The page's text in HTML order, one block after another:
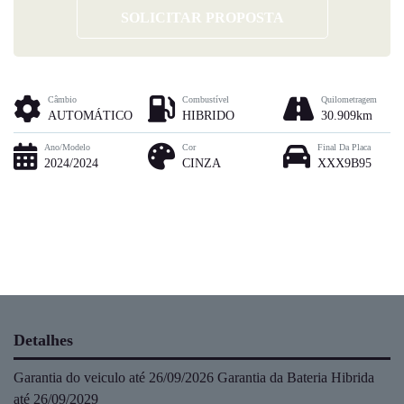
SOLICITAR PROPOSTA
Câmbio
AUTOMÁTICO
Combustível
HIBRIDO
Quilometragem
30.909km
Ano/Modelo
2024/2024
Cor
CINZA
Final Da Placa
XXX9B95
Detalhes
Garantia do veiculo até 26/09/2026 Garantia da Bateria Hibrida
até 26/09/2029